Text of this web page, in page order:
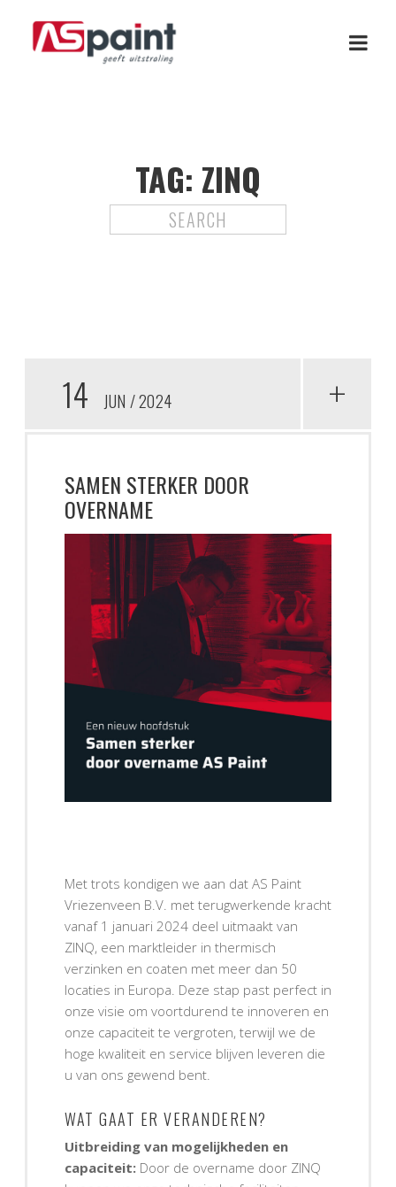
TAG: ZINQ
14 JUN 2024 +
SAMEN STERKER DOOR
OVERNAME
Met trots kondigen we aan dat AS Paint
Vriezenveen B.V. met terugwerkende kracht
vanaf 1 januari 2024 deel uitmaakt van
ZINQ, een marktleider in thermisch
verzinken en coaten met meer dan 50
locaties in Europa. Deze stap past perfect in
onze visie om voortdurend te innoveren en
onze capaciteit te vergroten, terwijl we de
hoge kwaliteit en service blijven leveren die
u van ons gewend bent.
WAT GAAT ER VERANDEREN?
Uitbreiding van mogelijkheden en
capaciteit: Door de overname door ZINQ